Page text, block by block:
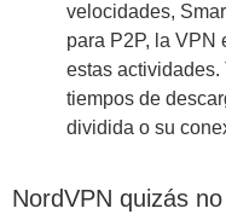
velocidades,
para P2P, la VPN
estas
tiempos de
dividida o su
NordVPN quizás